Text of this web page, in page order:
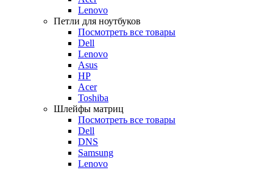
Lenovo
Петли для ноутбуков
Посмотреть все товары
Dell
Lenovo
Asus
HP
Acer
Toshiba
Шлейфы матриц
Посмотреть все товары
Dell
DNS
Samsung
Lenovo